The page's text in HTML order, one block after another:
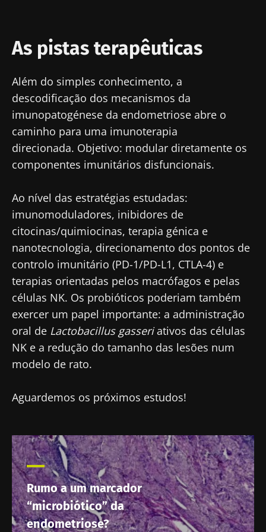
As pistas terapêuticas
Além do simples conhecimento, a
descodificação dos mecanismos da
imunopatogénese da endometriose abre o
caminho para uma imunoterapia
direcionada. Objetivo: modular diretamente os
componentes imunitários disfuncionais.
Ao nível das estratégias estudadas:
imunomoduladores, inibidores de
citocinas/quimiocinas, terapia génica e
nanotecnologia, direcionamento dos pontos de
controlo imunitário (PD-1/PD-L1, CTLA-4) e
terapias orientadas pelos macrófagos e pelas
células NK. Os probióticos poderiam também
exercer um papel importante: a administração
oral de Lactobacillus gasseriativos das células
NK e a redução do tamanho das lesões num
modelo de rato.
Aguardemos os próximos estudos!
Rumo a um marcador
“microbiótico” da
endometriose?